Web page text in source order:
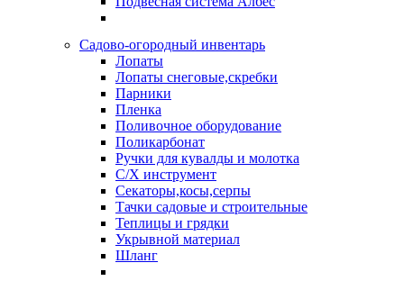
Садово-огородный инвентарь
Лопаты
Лопаты снеговые,скребки
Парники
Пленка
Поливочное оборудование
Поликарбонат
Ручки для кувалды и молотка
С/Х инструмент
Секаторы,косы,серпы
Тачки садовые и строительные
Теплицы и грядки
Укрывной материал
Шланг